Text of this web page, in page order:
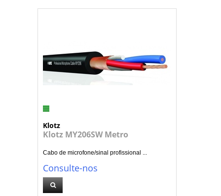
Klotz
Klotz MY206SW Metro
Cabo de microfone/sinal profissional ...
Consulte-nos